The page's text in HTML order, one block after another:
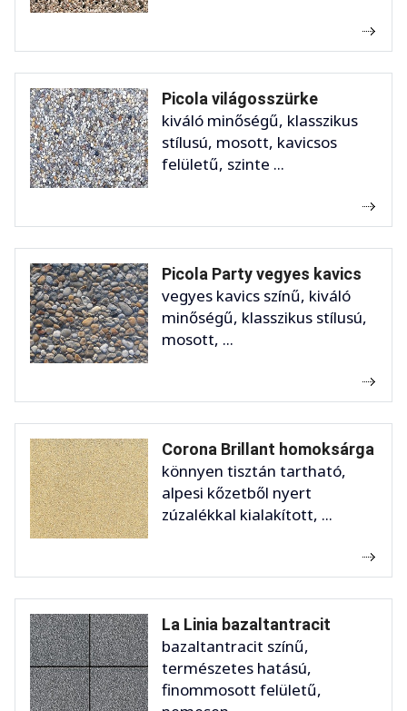
Picola világosszürke
kiváló minőségű, klasszikus
stílusú, mosott, kavicsos
felületű, szinte ...
Picola Party vegyes kavics
vegyes kavics színű, kiváló
minőségű, klasszikus stílusú,
mosott, ...
Corona Brillant homoksárga
könnyen tisztán tartható,
alpesi kőzetből nyert
zúzalékkal kialakított, ...
La Linia bazaltantracit
bazaltantracit színű,
természetes hatású,
finommosott felületű,